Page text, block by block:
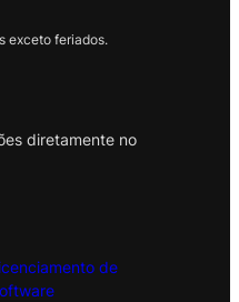
exceto feriados.
diretamente no
de